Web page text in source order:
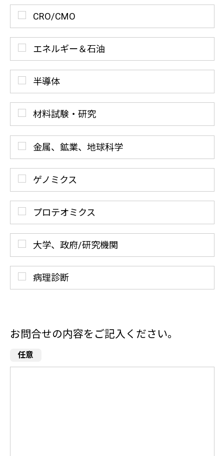
CRO/CMO
エネルギー＆石油
半導体
材料試験・研究
金属、鉱業、地球科学
ゲノミクス
プロテオミクス
大学、政府/研究機関
病理診断
お問合せの内容をご記入ください。